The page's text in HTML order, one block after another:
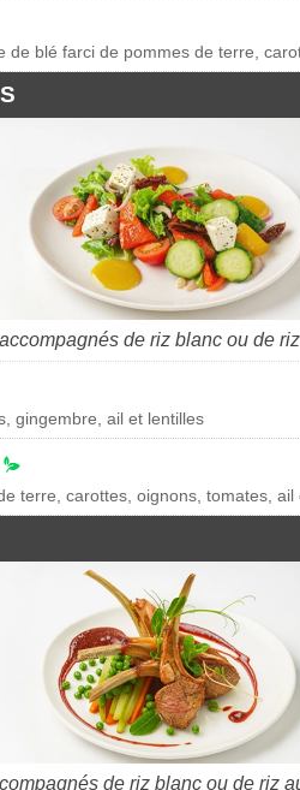
de blé farci de pommes de terre,
de riz blanc ou de
gingembre, ail et lentilles
terre, carottes, oignons, tomates, ail
de riz blanc ou de riz